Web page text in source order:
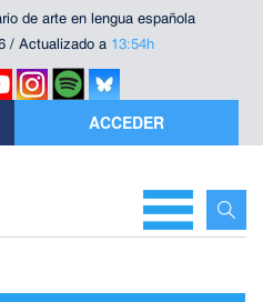
de arte en lengua española
/ Actualizado a 13:54h
ACCEDER